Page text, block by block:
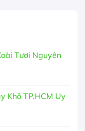
Tươi Nguyên
Khô TP.HCM Uy